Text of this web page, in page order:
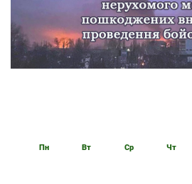
Пн Вт Ср Чт